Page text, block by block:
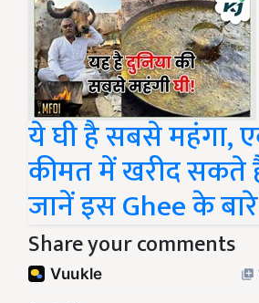
ये घी है सबसे महंगा,
कीमत में खरीद सकते
जानें इस Ghee के
Share your comments